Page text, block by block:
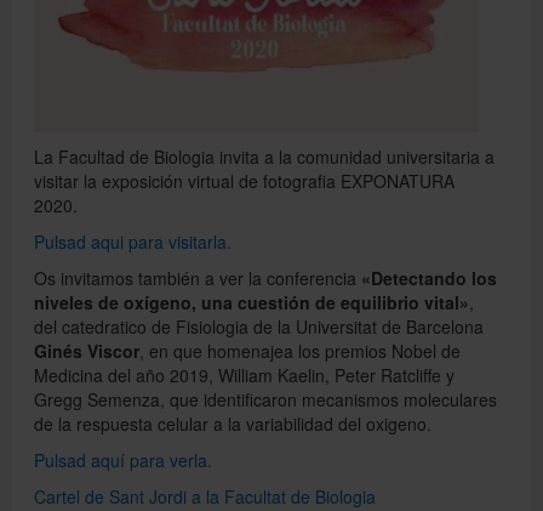
Català
Directorio UB
La Facultad de Biologia invita a la comunidad universitaria a
visitar la exposición virtual de fotografia EXPONATURA
2020.
Pulsad aqui para visitarla.
Os invitamos también a ver la conferencia «Detectando los
niveles de oxígeno, una cuestión de equilibrio vital»
del catedratico de Fisiologia de la Universitat de Barcelona
Ginés Viscor , en que homenajea los premios Nobel de
Medicina del año 2019, William Kaelin, Peter Ratcliffe y
Gregg Semenza, que identificaron mecanismos moleculares
de la respuesta celular a la variabilidad del oxigeno.
Pulsad aquí para verla.
Cartel de Sant Jordi a la Facultat de Biologia